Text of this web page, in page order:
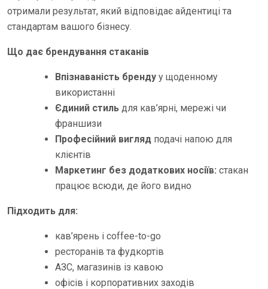
отримали результат, який відповідає айдентиці та
стандартам вашого бізнесу.
Що дає брендування стаканів
Впізнаваність бренду у щоденному
використанні
Єдиний стиль для кав’ярні, мережі чи
франшизи
Професійний вигляд подачі напою для
клієнтів
Маркетинг без додаткових носіїв: стакан
працює всюди, де його видно
Підходить для:
кав’ярень і coffee-to-go
ресторанів та фудкортів
АЗС, магазинів із кавою
офісів і корпоративних заходів